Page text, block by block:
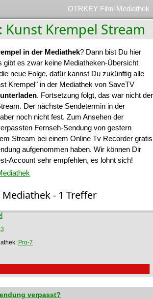
OTRKEY Film-Mediathek
Kunst Krempel Stream
in der Mediathek? Dann bist Du hier
gibt es zwar keine Mediatheken-Übersicht
neue Folge, dafür kannst Du zukünftig alle
Krempel" in der Mediathek von SaveTV
. Fortsetzung folgt, das war nicht der
Der nächste Sendetermin in der
noch nicht fest. Zum Ansehen der
Fernseh-Sendung von gestern
Stream bei einem Online Tv Recorder gratis
aufgenommen haben. Wir können Dir
Account sehr empfehlen, es lohnt sich!
- 1 Treffer
Pro-7
verpasst?